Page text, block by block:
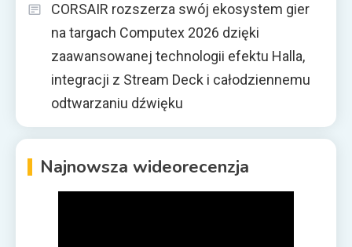
CORSAIR rozszerza swój ekosystem gier
na targach Computex 2026 dzięki
zaawansowanej technologii efektu Halla,
integracji z Stream Deck i całodziennemu
odtwarzaniu dźwięku
Najnowsza wideorecenzja